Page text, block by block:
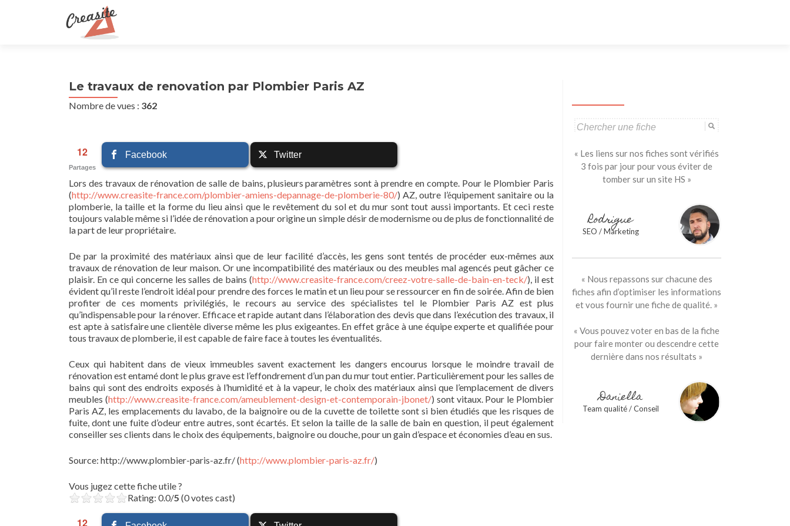
Le travaux de renovation par Plombier Paris AZ
Nombre de vues : 362
12
Partages
Facebook Twitter
Lors des travaux de rénovation de salle de bains, plusieurs paramètres sont à prendre en compte. Pour le Plombier Paris
(http://www.creasite-france.com/plombier-amiens-depannage-de-plomberie-80/) AZ, outre l’équipement sanitaire ou la
plomberie, la taille et la forme du lieu ainsi que le revêtement du sol et du mur sont tout aussi importants. Et ceci reste
toujours valable même si l’idée de rénovation a pour origine un simple désir de modernisme ou de plus de fonctionnalité de
la part de leur propriétaire.
De par la proximité des matériaux ainsi que de leur facilité d’accès, les gens sont tentés de procéder eux-mêmes aux
travaux de rénovation de leur maison. Or une incompatibilité des matériaux ou des meubles mal agencés peut gâcher ce
plaisir. En ce qui concerne les salles de bains (http://www.creasite-france.com/creez-votre-salle-de-bain-en-teck/), il est
évident qu’il reste l’endroit idéal pour prendre des forces le matin et un lieu pour se ressourcer en fin de soirée. Afin de bien
profiter de ces moments privilégiés, le recours au service des spécialistes tel le Plombier Paris AZ est plus
qu’indispensable pour la rénover. Efficace et rapide autant dans l’élaboration des devis que dans l’exécution des travaux, il
est apte à satisfaire une clientèle diverse même les plus exigeantes. En effet grâce à une équipe experte et qualifiée pour
tous travaux de plomberie, il est capable de faire face à toutes les éventualités.
Ceux qui habitent dans de vieux immeubles savent exactement les dangers encourus lorsque le moindre travail de
rénovation est entamé dont le plus grave est l’effondrement d’un pan du mur tout entier. Particulièrement pour les salles de
bains qui sont des endroits exposés à l’humidité et à la vapeur, le choix des matériaux ainsi que l’emplacement de divers
meubles (http://www.creasite-france.com/ameublement-design-et-contemporain-jbonet/) sont vitaux. Pour le Plombier
Paris AZ, les emplacements du lavabo, de la baignoire ou de la cuvette de toilette sont si bien étudiés que les risques de
fuite, dont une fuite d’odeur entre autres, sont écartés. Et selon la taille de la salle de bain en question, il peut également
conseiller ses clients dans le choix des équipements, baignoire ou douche, pour un gain d’espace et économies d’eau en sus.
Source: http://www.plombier-paris-az.fr/ (http://www.plombier-paris-az.fr/)
Vous jugez cette fiche utile ?
Rating: 0.0/5 (0 votes cast)
12
Search
« Les liens sur nos fiches sont vérifiés
3 fois par jour pour vous éviter de
tomber sur un site HS »
Rodrigue
SEO / Marketing
« Nous repassons sur chacune des
fiches afin d’optimiser les informations
et vous fournir une fiche de qualité. »
« Vous pouvez voter en bas de la fiche
pour faire monter ou descendre cette
dernière dans nos résultats »
Daniella
Team qualité / Conseil